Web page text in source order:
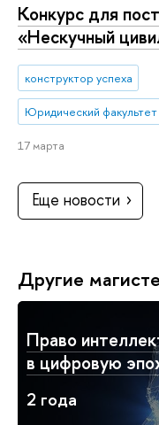
Конкурс для
«Нескучный
конструктор успеха
Юридический
17 марта
Еще новости
Другие
Право
в цифровую
2 года